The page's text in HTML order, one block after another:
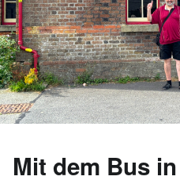
Mit dem Bus